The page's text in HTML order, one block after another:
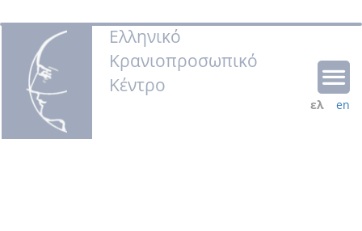
Ελληνικό
Κρανιοπροσωπικό
Κέντρο
en
ελ